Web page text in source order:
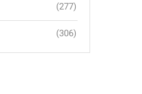
(277)
(306)